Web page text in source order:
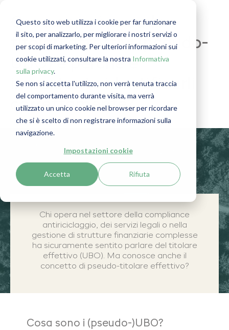
Questo sito web utilizza i cookie per far funzionare
il sito, per analizzarlo, per migliorare i nostri servizi o
per scopi di marketing. Per ulteriori informazioni sui
cookie utilizzati, consultare la nostra Informativa
sulla privacy.
Se non si accetta l'utilizzo, non verrà tenuta traccia
del comportamento durante visita, ma verrà
utilizzato un unico cookie nel browser per ricordare
che si è scelto di non registrare informazioni sulla
navigazione.
Impostazioni cookie
Accetta Rifiuta
Cosa sono i pseudo-
titolari effettivi (pseudo-
UBO) e perché è
importante identificarli
correttamente?
Chi opera nel settore della compliance
antiriciclaggio, dei servizi legali o nella
gestione di strutture finanziarie complesse
ha sicuramente sentito parlare del titolare
effettivo (UBO). Ma conosce anche il
concetto di pseudo-titolare effettivo?
Cosa sono i (pseudo-)UBO?